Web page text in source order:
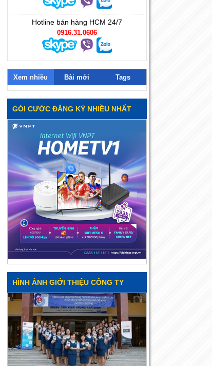
Hotline bán hàng HCM 24/7
0916.31.0606
Xem nhiều Bài mới Tags
GÓI CƯỚC ĐĂNG KÝ NHIỀU NHẤT
HÌNH ẢNH GIỚI THIỆU CÔNG TY